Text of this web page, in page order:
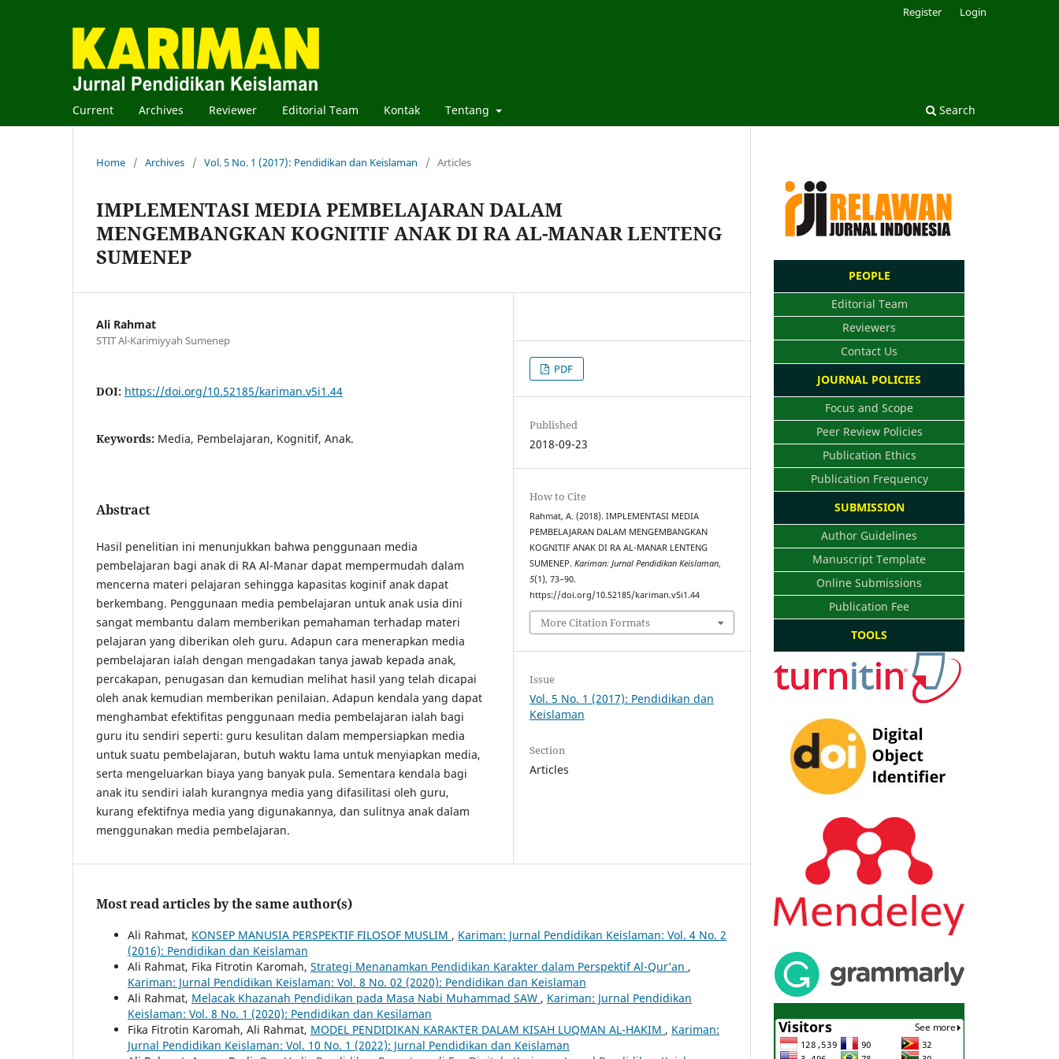
Current Archives Reviewer Editorial Team Kontak Tentang Search
Register Login
Home / Archives / Vol. 5 No. 1 (2017): Pendidikan dan Keislaman / Articles
IMPLEMENTASI MEDIA PEMBELAJARAN DALAM
MENGEMBANGKAN KOGNITIF ANAK DI RA AL-MANAR LENTENG
SUMENEP
Ali Rahmat
STIT Al-Karimiyyah Sumenep
DOI: https://doi.org/10.52185/kariman.v5i1.44
Keywords: Media, Pembelajaran, Kognitif, Anak.
Abstract
Hasil penelitian ini menunjukkan bahwa penggunaan media
pembelajaran bagi anak di RA Al-Manar dapat mempermudah dalam
mencerna materi pelajaran sehingga kapasitas koginif anak dapat
berkembang. Penggunaan media pembelajaran untuk anak usia dini
sangat membantu dalam memberikan pemahaman terhadap materi
pelajaran yang diberikan oleh guru. Adapun cara menerapkan media
pembelajaran ialah dengan mengadakan tanya jawab kepada anak,
percakapan, penugasan dan kemudian melihat hasil yang telah dicapai
oleh anak kemudian memberikan penilaian. Adapun kendala yang dapat
menghambat efektifitas penggunaan media pembelajaran ialah bagi
guru itu sendiri seperti: guru kesulitan dalam mempersiapkan media
untuk suatu pembelajaran, butuh waktu lama untuk menyiapkan media,
serta mengeluarkan biaya yang banyak pula. Sementara kendala bagi
anak itu sendiri ialah kurangnya media yang difasilitasi oleh guru,
kurang efektifnya media yang digunakannya, dan sulitnya anak dalam
menggunakan media pembelajaran.
PDF
Published
2018-09-23
How to Cite
Rahmat, A. (2018). IMPLEMENTASI MEDIA
PEMBELAJARAN DALAM MENGEMBANGKAN
KOGNITIF ANAK DI RA AL-MANAR LENTENG
SUMENEP.Kariman: Jurnal Pendidikan Keislaman,
5(1), 73–90.
https://doi.org/10.52185/kariman.v5i1.44
More Citation Formats
Issue
Vol. 5 No. 1 (2017): Pendidikan dan
Keislaman
Section
Articles
Most read articles by the same author(s)
Ali Rahmat, KONSEP MANUSIA PERSPEKTIF FILOSOF MUSLIM , Kariman: Jurnal Pendidikan Keislaman: Vol. 4 No. 2
(2016): Pendidikan dan Keislaman
Ali Rahmat, Fika Fitrotin Karomah, Strategi Menanamkan Pendidikan Karakter dalam Perspektif Al-Qur’an ,
Kariman: Jurnal Pendidikan Keislaman: Vol. 8 No. 02 (2020): Pendidikan dan Keislaman
Ali Rahmat, Melacak Khazanah Pendidikan pada Masa Nabi Muhammad SAW , Kariman: Jurnal Pendidikan
Keislaman: Vol. 8 No. 1 (2020): Pendidikan dan Kesilaman
Fika Fitrotin Karomah, Ali Rahmat, MODEL PENDIDIKAN KARAKTER DALAM KISAH LUQMAN AL-HAKIM , Kariman:
Jurnal Pendidikan Keislaman: Vol. 10 No. 1 (2022): Jurnal Pendidikan dan Keislaman
PEOPLE
Editorial Team
Reviewers
Contact Us
JOURNAL POLICIES
Focus and Scope
Peer Review Policies
Publication Ethics
Publication Frequency
SUBMISSION
Author Guidelines
Manuscript Template
Online Submissions
Publication Fee
TOOLS